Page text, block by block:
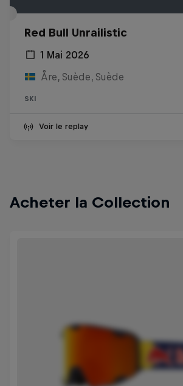
Red Bull Unrailistic
1 Mai 2026
Åre, Suède, Suède
SKI
Voir le replay
Acheter la Collection